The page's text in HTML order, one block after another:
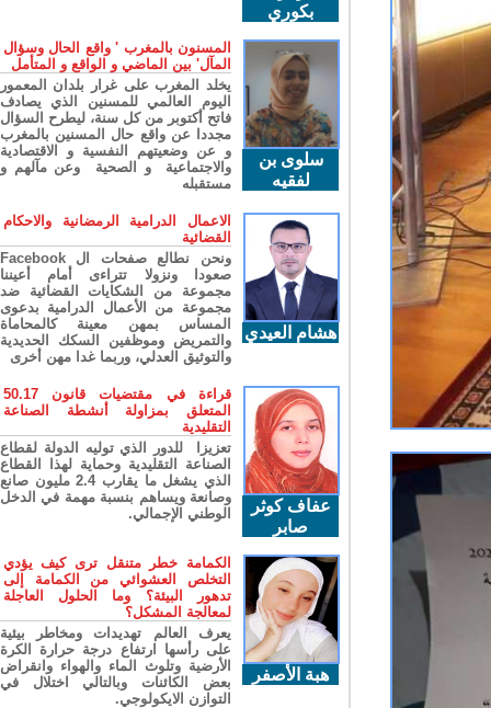
بكوري
سلوى بن
لفقيه
المسنون بالمغرب ' واقع الحال وسؤال
المآل' بين الماضي و الواقع و المتأمل
يخلد المغرب على غرار بلدان المعمور
اليوم العالمي للمسنين الذي يصادف
فاتح أكتوبر من كل سنة، ليطرح السؤال
مجددا عن واقع حال المسنين بالمغرب
و عن وضعيتهم النفسية و الاقتصادية
والاجتماعية و الصحية وعن مآلهم و
مستقبله
هشام العيدي
الاعمال الدرامية الرمضانية والاحكام
القضائية
ونحن نطالع صفحات ال Facebook
صعودا ونزولا تتراءى أمام أعيننا
مجموعة من الشكايات القضائية ضد
مجموعة من الأعمال الدرامية بدعوى
المساس بمهن معينة كالمحاماة
والتمريض وموظفين السكك الحديدية
والتوثيق العدلي، وربما غدا مهن أخرى
عفاف كوثر
صابر
قراءة في مقتضيات قانون 50.17
المتعلق بمزاولة أنشطة الصناعة
التقليدية
تعزيزا للدور الذي توليه الدولة لقطاع
الصناعة التقليدية وحماية لهذا القطاع
الذي يشغل ما يقارب 2.4 مليون صانع
وصانعة ويساهم بنسبة مهمة في الدخل
الوطني الإجمالي.
هبة الأصفر
الكمامة خطر متنقل ترى كيف يؤدي
التخلص العشوائي من الكمامة إلى
تدهور البيئة؟ وما الحلول العاجلة
لمعالجة المشكل؟
يعرف العالم تهديدات ومخاطر بيئية
على رأسها ارتفاع درجة حرارة الكرة
الأرضية وتلوث الماء والهواء وانقراض
بعض الكائنات وبالتالي اختلال في
التوازن الايكولوجي.